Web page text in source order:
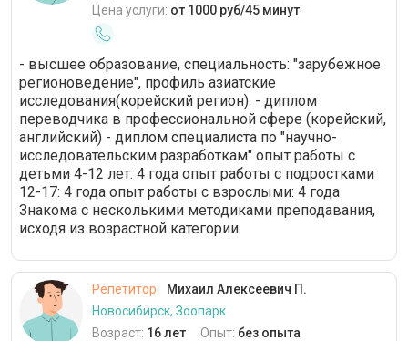
Цена услуги: от 1000 руб/45 минут
- высшее образование, специальность: "зарубежное
регионоведение", профиль азиатские
исследования(корейский регион). - диплом
переводчика в профессиональной сфере (корейский,
английский) - диплом специалиста по "научно-
исследовательским разработкам" опыт работы с
детьми 4-12 лет: 4 года опыт работы с подростками
12-17: 4 года опыт работы с взрослыми: 4 года
Знакома с несколькими методиками преподавания,
исходя из возрастной категории.
Репетитор
Михаил Алексеевич П.
Новосибирск, Зоопарк
Возраст: 16 лет Опыт: без опыта